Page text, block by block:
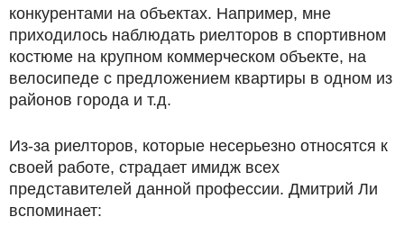
конкурентами на объектах. Например, мне
приходилось наблюдать риелторов в спортивном
костюме на крупном коммерческом объекте, на
велосипеде с предложением квартиры в одном из
районов города и т.д.
Из-за риелторов, которые несерьезно относятся к
своей работе, страдает имидж всех
представителей данной профессии. Дмитрий Ли
вспоминает: